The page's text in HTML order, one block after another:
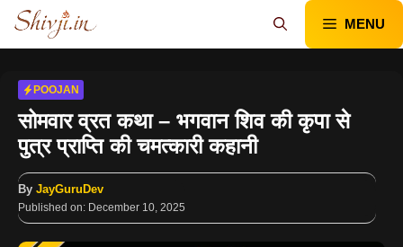
Skip
content
MENU
POOJAN
सोमवार व्रत कथा – भगवान शिव की कृपा से
पुत्र प्राप्ति की चमत्कारी कहानी
By JayGuruDev
Published on: December 10, 2025